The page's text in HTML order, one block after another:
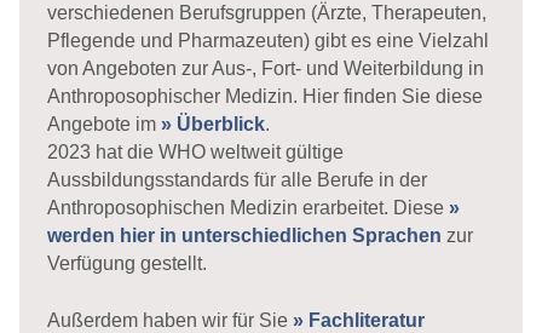
verschiedenen Berufsgruppen (Ärzte, Therapeuten,
Pflegende und Pharmazeuten) gibt es eine Vielzahl
von Angeboten zur Aus-, Fort- und Weiterbildung in
Anthroposophischer Medizin. Hier finden Sie diese
Angebote im » Überblick.
2023 hat die WHO weltweit gültige
Aussbildungsstandards für alle Berufe in der
Anthroposophischen Medizin erarbeitet. Diese »
werden hier in unterschiedlichen Sprachen zur
Verfügung gestellt.
Außerdem haben wir für Sie» Fachliteratur